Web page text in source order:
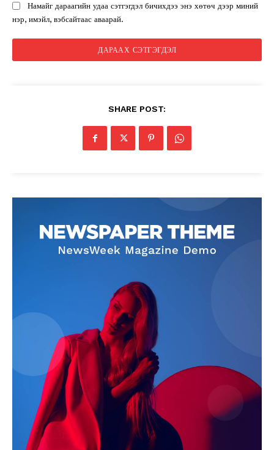
Намайг дараагийн удаа сэтгэгдэл бичихдээ энэ хөтөч дээр миний
нэр, имэйл, вэбсайтаас аваарай.
SHARE POST: